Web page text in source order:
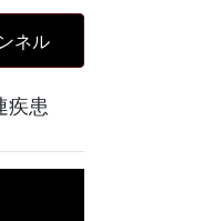
ネル
疾患